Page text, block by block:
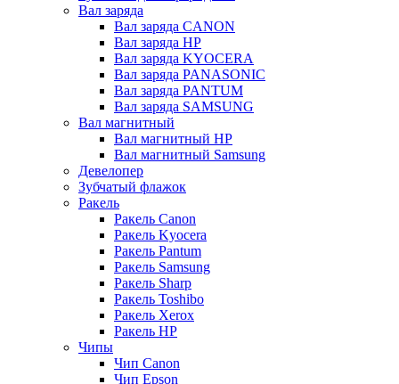
Вал заряда
Вал заряда CANON
Вал заряда HP
Вал заряда KYOCERA
Вал заряда PANASONIC
Вал заряда PANTUM
Вал заряда SAMSUNG
Вал магнитный
Вал магнитный HP
Вал магнитный Samsung
Девелопер
Зубчатый флажок
Ракель
Ракель Canon
Ракель Kyocera
Ракель Pantum
Ракель Samsung
Ракель Sharp
Ракель Toshibo
Ракель Xerox
Ракель НР
Чипы
Чип Canon
Чип Epson